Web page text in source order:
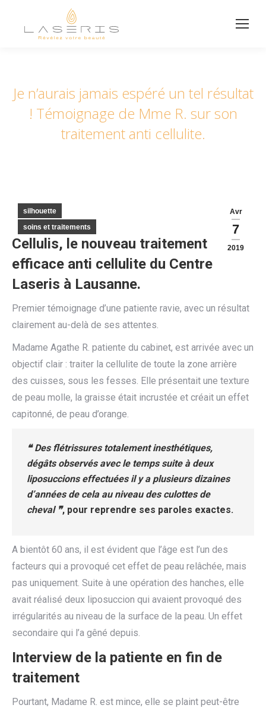
Je n’aurais jamais espéré un tel résultat
! Témoignage de Mme R. sur son
traitement anti cellulite.
Avr
7
2019
silhouette
soins et traitements
Cellulis, le nouveau traitement
efficace anti cellulite du Centre
Laseris à Lausanne.
Premier témoignage d’une patiente ravie, avec un résultat
clairement au-delà de ses attentes.
Madame Agathe R. patiente du cabinet, est arrivée avec un
objectif clair : traiter la cellulite de toute la zone arrière
des cuisses, sous les fesses. Elle présentait une texture
de peau molle, la graisse était incrustée et créait un effet
capitonné, de peau d’orange.
❝ Des flétrissures totalement inesthétiques,
dégâts observés avec le temps suite à deux
liposuccions effectuées il y a plusieurs dizaines
d’années de cela au niveau des culottes de
cheval ❞, pour reprendre ses paroles exactes.
A bientôt 60 ans, il est évident que l’âge est l’un des
facteurs qui a provoqué cet effet de peau relâchée, mais
pas uniquement. Suite à une opération des hanches, elle
avait réalisé deux liposuccion qui avaient provoqué des
irrégularités au niveau de la surface de la peau. Un effet
secondaire qui l’a gêné depuis.
Interview de la patiente en fin de
traitement
Pourtant, Madame R. est mince, elle se plaint peut-être